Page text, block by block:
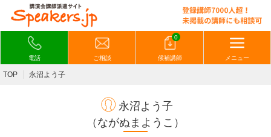
電話 ご相談
0
候補講師 メニュー
TOP 永沼よう子
永沼よう子
（ながぬまようこ）